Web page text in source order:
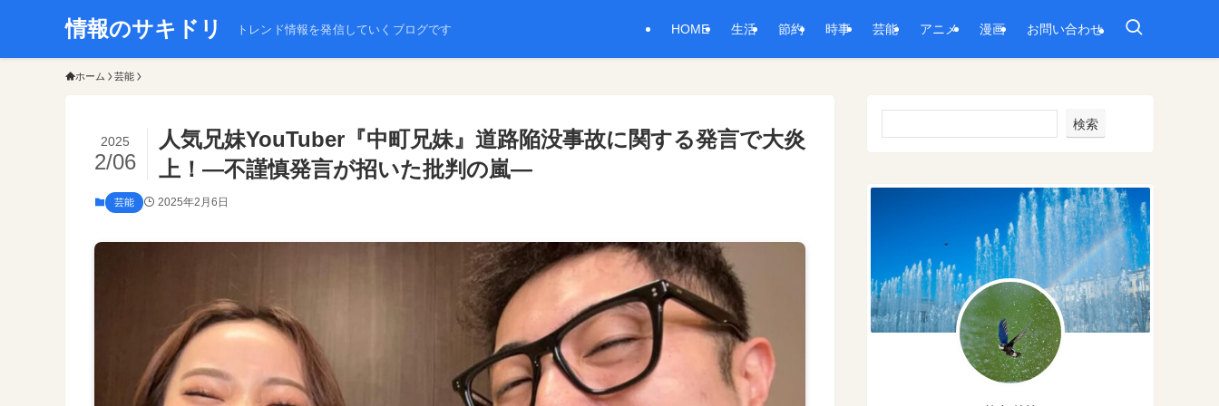
情報のサキドリ トレンド情報を発信していくブログです HOME 生活 節約 時事 芸能 アニメ 漫画 お問い合わせ
ホーム 芸能
人気兄妹YouTuber『中町兄妹』道路陥没事故に関する発言で大炎
上！—不謹慎発言が招いた批判の嵐—
2025
2/06
芸能 2025年2月6日
検索